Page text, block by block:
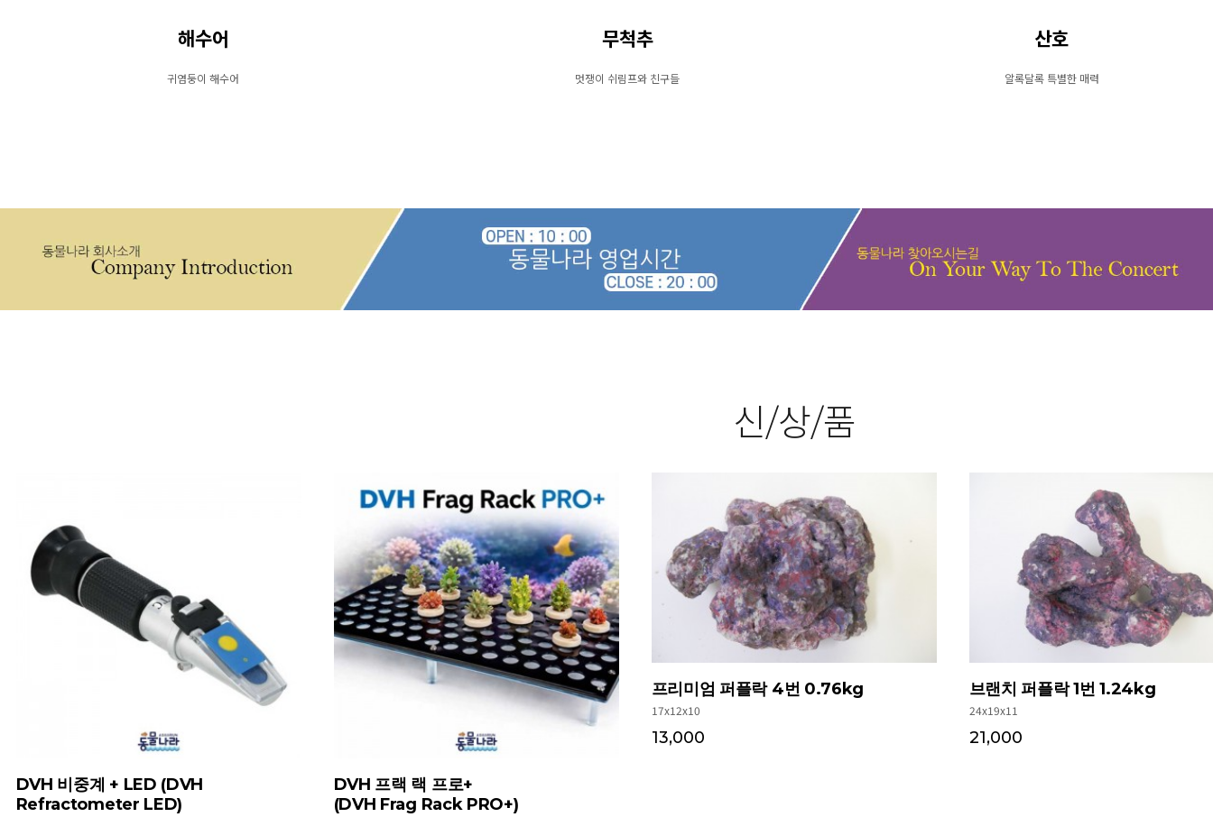
해수어
귀염둥이 해수어
무척추
멋쟁이 쉬림프와 친구들
산호
알록달록 특별한 매력
신/상/품
DVH 비중계 + LED (DVH
Refractometer LED)
DVH 프랙 랙 프로+
(DVH Frag Rack PRO+)
프리미엄 퍼플락 4번 0.76kg
17x12x10
13,000
브랜치 퍼플락 1번 1.24kg
24x19x11
21,000